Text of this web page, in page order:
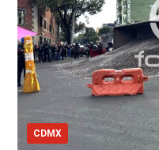
CDMX